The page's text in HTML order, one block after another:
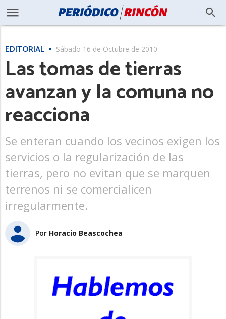
EDITORIAL Sábado 16 de Octubre de 2010
Las tomas de tierras
avanzan y la comuna no
reacciona
Se enteran cuando los vecinos exigen los
servicios o la regularización de las
tierras, pero no evitan que se marquen
terrenos ni se comercialicen
irregularmente.
Por Horacio Beascochea